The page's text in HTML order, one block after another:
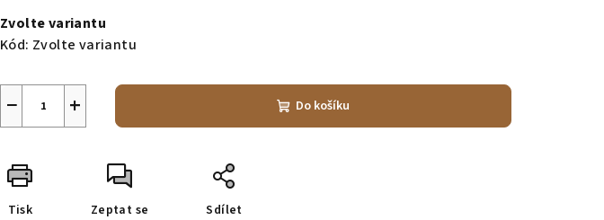
cena:
Zvolte variantu
Kód: Zvolte variantu
+
− Do košíku
Tisk Zeptat se Sdílet